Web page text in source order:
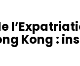
Kong :